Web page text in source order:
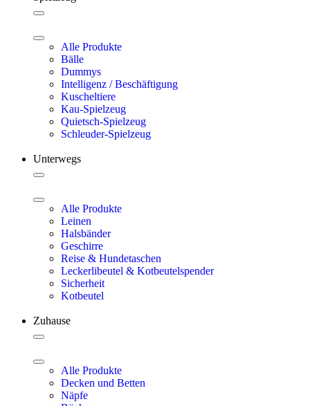
Alle Produkte
Bälle
Dummys
Intelligenz / Beschäftigung
Kuscheltiere
Kau-Spielzeug
Quietsch-Spielzeug
Schleuder-Spielzeug
Unterwegs
Alle Produkte
Leinen
Halsbänder
Geschirre
Reise & Hundetaschen
Leckerlibeutel & Kotbeutelspender
Sicherheit
Kotbeutel
Zuhause
Alle Produkte
Decken und Betten
Näpfe